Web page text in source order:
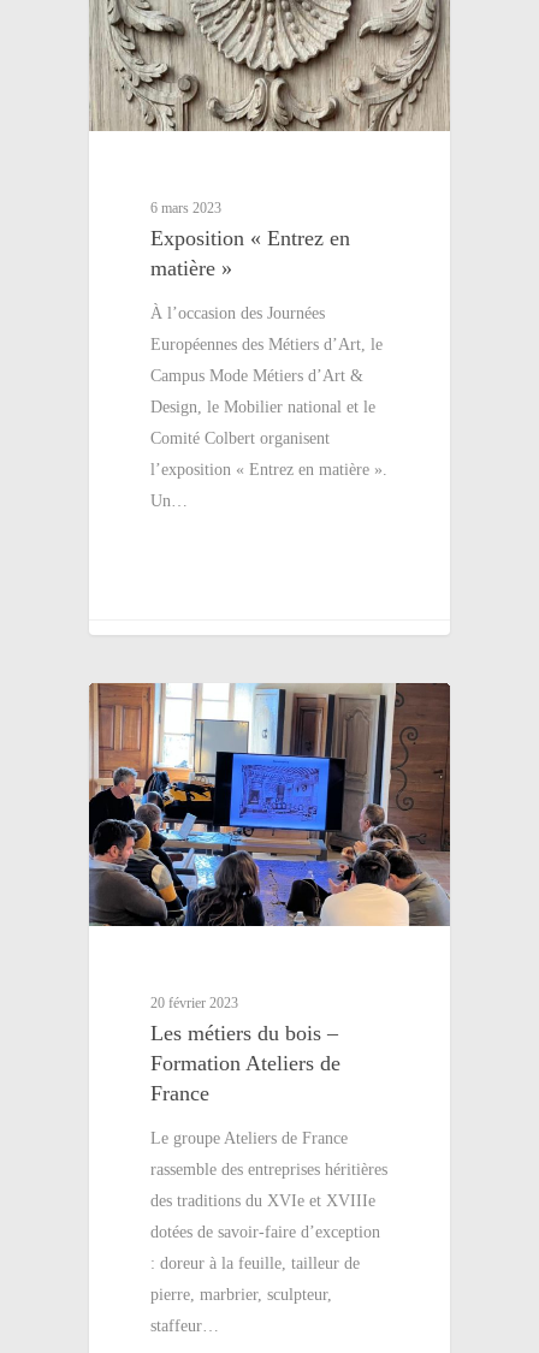
6 mars 2023
Exposition « Entrez en
matière »
À l’occasion des Journées
Européennes des Métiers d’Art, le
Campus Mode Métiers d’Art &
Design, le Mobilier national et le
Comité Colbert organisent
l’exposition « Entrez en matière ».
Un…
20 février 2023
Les métiers du bois –
Formation Ateliers de
France
Le groupe Ateliers de France
rassemble des entreprises héritières
des traditions du XVIe et XVIIIe
dotées de savoir-faire d’exception
: doreur à la feuille, tailleur de
pierre, marbrier, sculpteur,
staffeur…